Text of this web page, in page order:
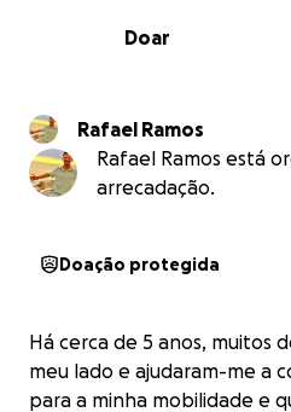
0% complete
Doar
Rafael Ramos
Rafael Ramos está
arrecadação.
Doação protegida
Há cerca de 5 anos, muitos
meu lado e ajudaram-me a
para a minha mobilidade e